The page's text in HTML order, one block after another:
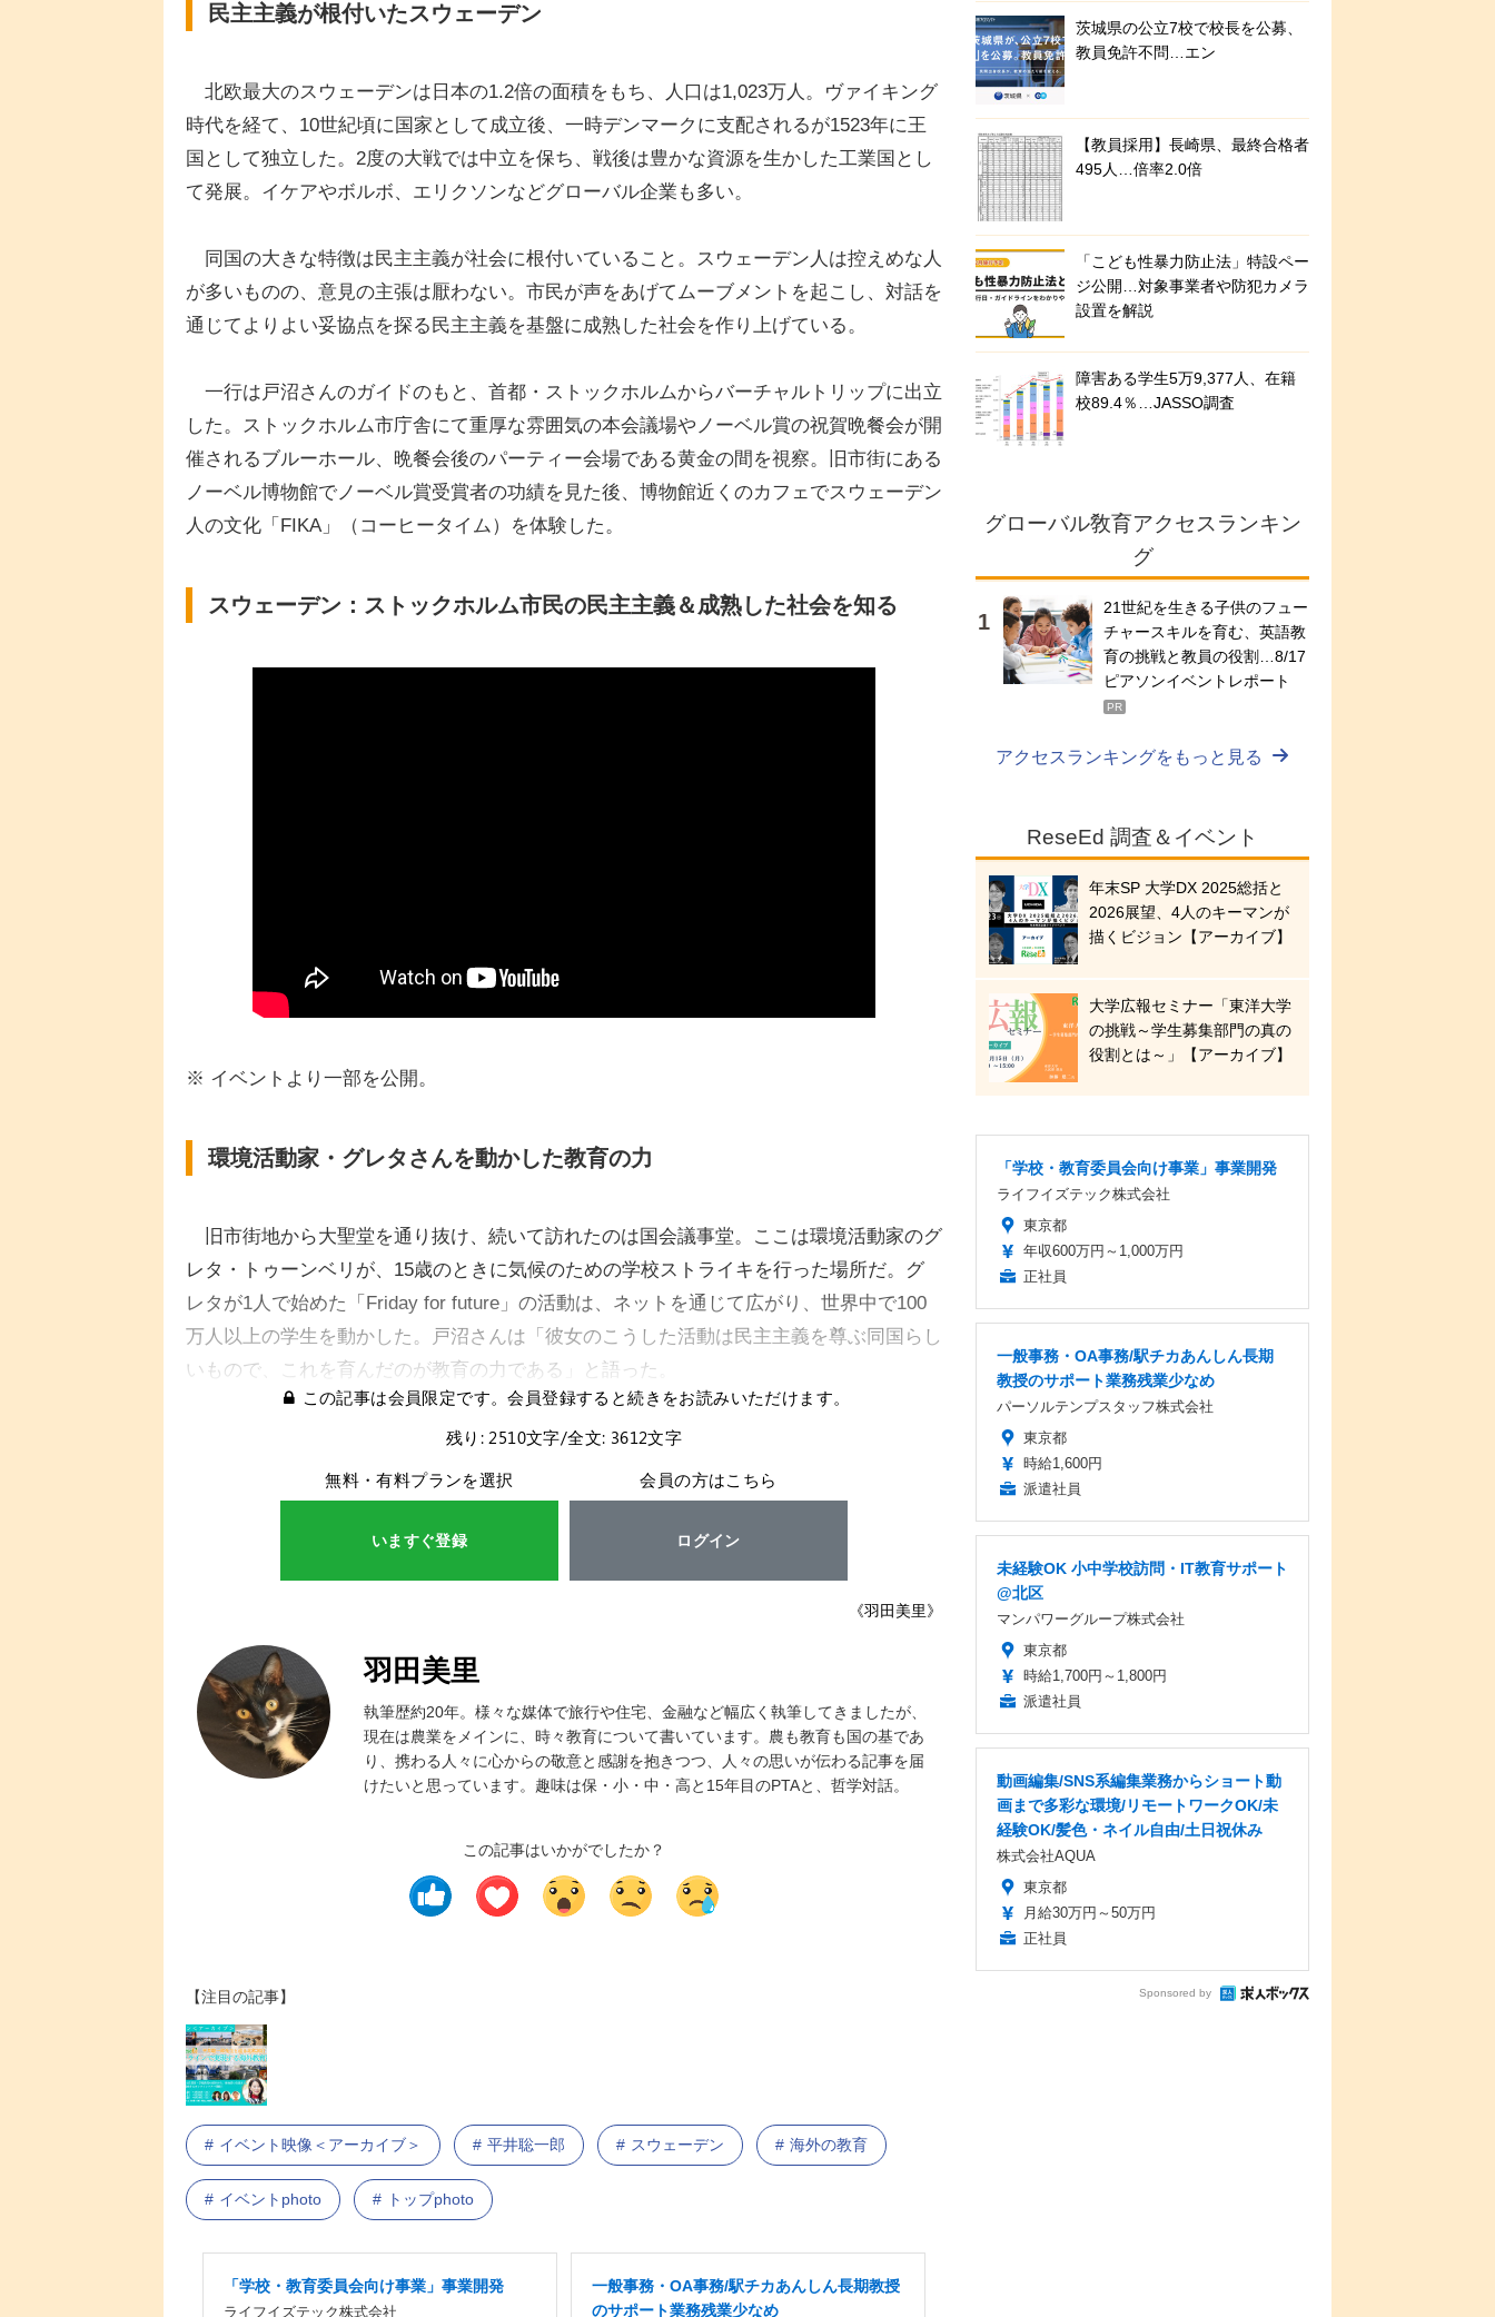
民主主義が根付いたスウェーデン
北欧最大のスウェーデンは日本の1.2倍の面積をもち、人口は1,023万人。ヴァイキング
時代を経て、10世紀頃に国家として成立後、一時デンマークに支配されるが1523年に王
国として独立した。2度の大戦では中立を保ち、戦後は豊かな資源を生かした工業国とし
て発展。イケアやボルボ、エリクソンなどグローバル企業も多い。
同国の大きな特徴は民主主義が社会に根付いていること。スウェーデン人は控えめな人
が多いものの、意見の主張は厭わない。市民が声をあげてムーブメントを起こし、対話を
通じてよりよい妥協点を探る民主主義を基盤に成熟した社会を作り上げている。
一行は戸沼さんのガイドのもと、首都・ストックホルムからバーチャルトリップに出立
した。ストックホルム市庁舎にて重厚な雰囲気の本会議場やノーベル賞の祝賀晩餐会が開
催されるブルーホール、晩餐会後のパーティー会場である黄金の間を視察。旧市街にある
ノーベル博物館でノーベル賞受賞者の功績を見た後、博物館近くのカフェでスウェーデン
人の文化「FIKA」（コーヒータイム）を体験した。
スウェーデン：ストックホルム市民の民主主義＆成熟した社会を知る
※ イベントより一部を公開。
環境活動家・グレタさんを動かした教育の力
旧市街地から大聖堂を通り抜け、続いて訪れたのは国会議事堂。ここは環境活動家のグ
レタ・トゥーンベリが、15歳のときに気候のための学校ストライキを行った場所だ。グ
レタが1人で始めた「Friday for future」の活動は、ネットを通じて広がり、世界中で100
万人以上の学生を動かした。戸沼さんは「彼女のこうした活動は民主主義を尊ぶ同国らし
いもので、これを育んだのが教育の力である」と語った。
この記事は会員限定です。会員登録すると続きをお読みいただけます。
残り: 2510文字/全文: 3612文字
無料・有料プランを選択
いますぐ登録
会員の方はこちら
ログイン
《羽田美里》
羽田美里
執筆歴約20年。様々な媒体で旅行や住宅、金融など幅広く執筆してきましたが、
現在は農業をメインに、時々教育について書いています。農も教育も国の基であ
り、携わる人々に心からの敬意と感謝を抱きつつ、人々の思いが伝わる記事を届
けたいと思っています。趣味は保・小・中・高と15年目のPTAと、哲学対話。
この記事はいかがでしたか？
【注目の記事】
イベント映像＜アーカイブ＞ 平井聡一郎 スウェーデン 海外の教育
イベントphoto トップphoto
「学校・教育委員会向け事業」事業開発
ライフイズテック株式会社
一般事務・OA事務/駅チカあんしん長期教授
のサポート業務残業少なめ
茨城県の公立7校で校長を公募、
教員免許不問…エン
【教員採用】長崎県、最終合格者
495人…倍率2.0倍
「こども性暴力防止法」特設ペー
ジ公開…対象事業者や防犯カメラ
設置を解説
障害ある学生5万9,377人、在籍
校89.4％…JASSO調査
グローバル敎育アクセスランキン
グ
21世紀を生きる子供のフュー
チャースキルを育む、英語教
育の挑戦と教員の役割…8/17
ピアソンイベントレポート
PR
アクセスランキングをもっと見る
ReseEd 調査＆イベント
年末SP 大学DX 2025総括と
2026展望、4人のキーマンが
描くビジョン【アーカイブ】
大学広報セミナー「東洋大学
の挑戦～学生募集部門の真の
役割とは～」【アーカイブ】
「学校・教育委員会向け事業」事業開発
ライフイズテック株式会社
東京都
年収600万円～1,000万円
正社員
一般事務・OA事務/駅チカあんしん長期
教授のサポート業務残業少なめ
パーソルテンプスタッフ株式会社
東京都
時給1,600円
派遣社員
未経験OK 小中学校訪問・IT教育サポート
@北区
マンパワーグループ株式会社
東京都
時給1,700円～1,800円
派遣社員
動画編集/SNS系編集業務からショート動
画まで多彩な環境/リモートワークOK/未
経験OK/髪色・ネイル自由/土日祝休み
株式会社AQUA
東京都
月給30万円～50万円
正社員
Sponsored by